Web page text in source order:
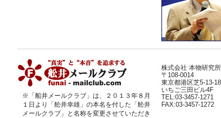
※「船井メールクラブ」は、２０１３年８月
１日より
「舩井幸雄」 の本名を付した「舩井
メールクラブ」と名称を変更させていただき
株式会社 本物研究所
〒108-0014
東京都港区芝5-13-18
いちご三田ビル4F
TEL:03-3457-1271
FAX:03-3457-1272